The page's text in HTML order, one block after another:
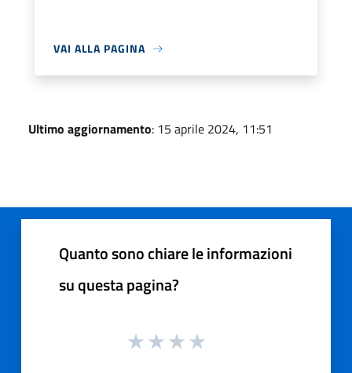
VAI ALLA PAGINA
Ultimo aggiornamento: 15 aprile 2024, 11:51
Quanto sono chiare le informazioni
su questa pagina?